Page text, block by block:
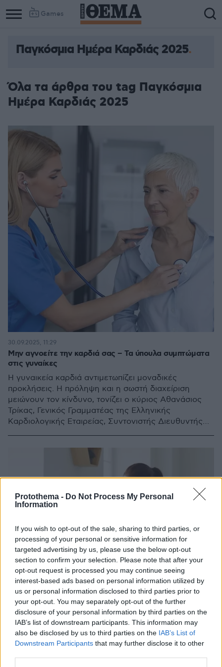
Protothema - Do Not Process My Personal
Information
If you wish to opt-out of the sale, sharing to third parties, or
processing of your personal or sensitive information for
targeted advertising by us, please use the below opt-out
section to confirm your selection. Please note that after your
opt-out request is processed you may continue seeing
interest-based ads based on personal information utilized by
us or personal information disclosed to third parties prior to
your opt-out. You may separately opt-out of the further
disclosure of your personal information by third parties on the
IAB’s list of downstream participants. This information may
also be disclosed by us to third parties on the IAB’s List of
Downstream Participants that may further disclose it to other
Games
Παγκόσμια Ημέρα Καρδιάς 2025
Όλα τα άρθρα του tag Παγκόσμια
Ημέρα Καρδιάς 2025
Μην αγνοείτε την καρδιά σας – Τα ύπουλα συμπτώματα
στις γυναίκες
Η γυναικεία καρδιά αντιμετωπίζει μοναδικές
προκλήσεις. Η πρόληψη και η σωστή διαχείριση
μειώνουν τον κίνδυνο, τονίζει ο κύριος Αθανάσιος
Τρίκας, Γενικός Γραμματέας της Ελληνικής
Καρδιολογικής Εταιρείας, Συντονιστής Διευθυντής
30.09.2025, 11:29